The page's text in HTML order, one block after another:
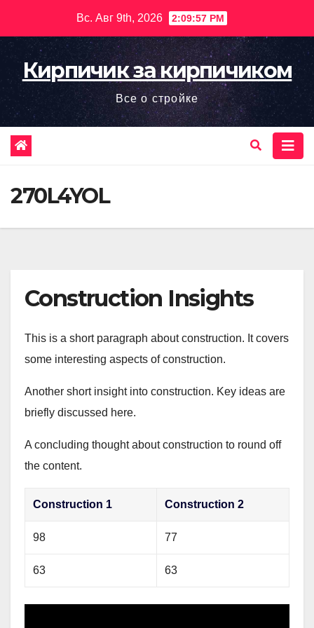
содержимому
Вс. Авг 9th, 2026 2:09:59 PM
Кирпичик за кирпичиком
Все о стройке
270L4YOL
Construction Insights
This is a short paragraph about construction. It covers
some interesting aspects of construction.
Another short insight into construction. Key ideas are
briefly discussed here.
A concluding thought about construction to round off
the content.
Construction 1 Construction 2
98 77
63 63